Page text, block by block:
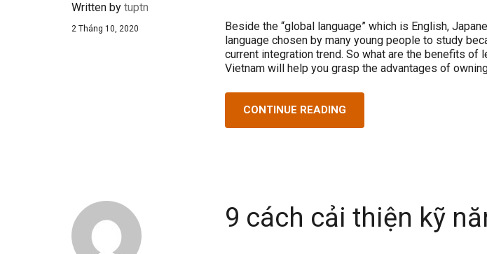
Written by tuptn
2 Tháng 10, 2020
Beside the “global language” which is English,
language chosen by many young people to study
current integration trend. So what are the benefits of
Vietnam will help you grasp the advantages of
CONTINUE READING
9 cách cải thiện kỹ